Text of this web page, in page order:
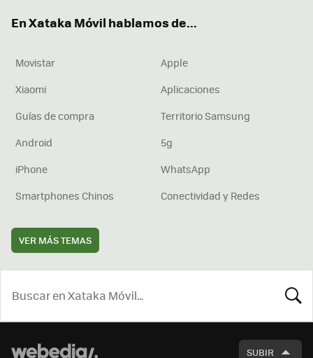
En Xataka Móvil hablamos de...
Movistar
Apple
Xiaomi
Aplicaciones
Guías de compra
Territorio Samsung
Android
5g
iPhone
WhatsApp
Smartphones Chinos
Conectividad y Redes
VER MÁS TEMAS
SUBIR